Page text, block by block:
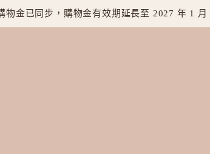
物金已同步，購物金有效期延長至 2027 年